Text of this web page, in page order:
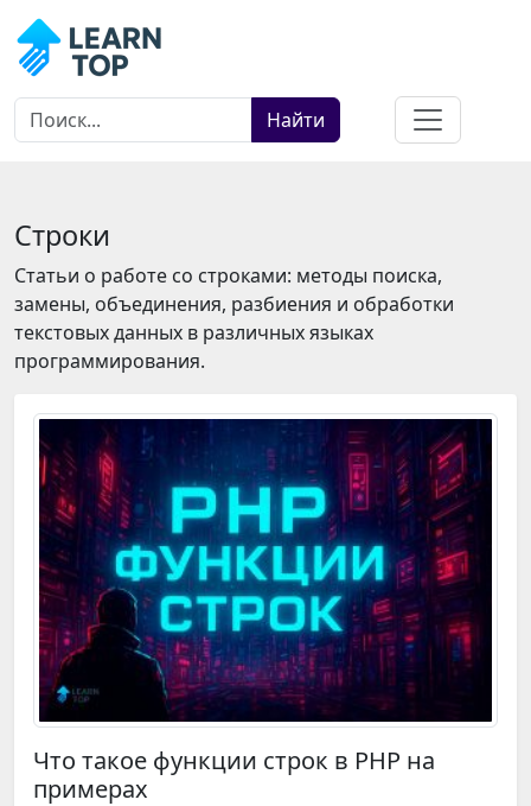
Найти
Строки
Статьи о работе со строками: методы поиска,
замены, объединения, разбиения и обработки
текстовых данных в различных языках
программирования.
Что такое функции строк в PHP на
примерах